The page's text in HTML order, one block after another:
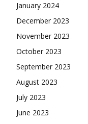
January 2024
December 2023
November 2023
October 2023
September 2023
August 2023
July 2023
June 2023